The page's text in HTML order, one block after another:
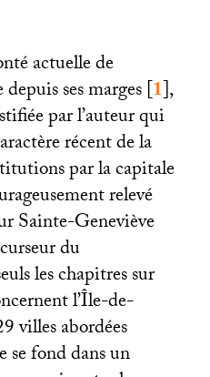
actuelle de
ses marges[1],
par l’auteur qui
récent de la
par la capitale
relevé
Sainte-Geneviève
du
les chapitres sur
l’Île-de-
villes abordées
se fond dans un